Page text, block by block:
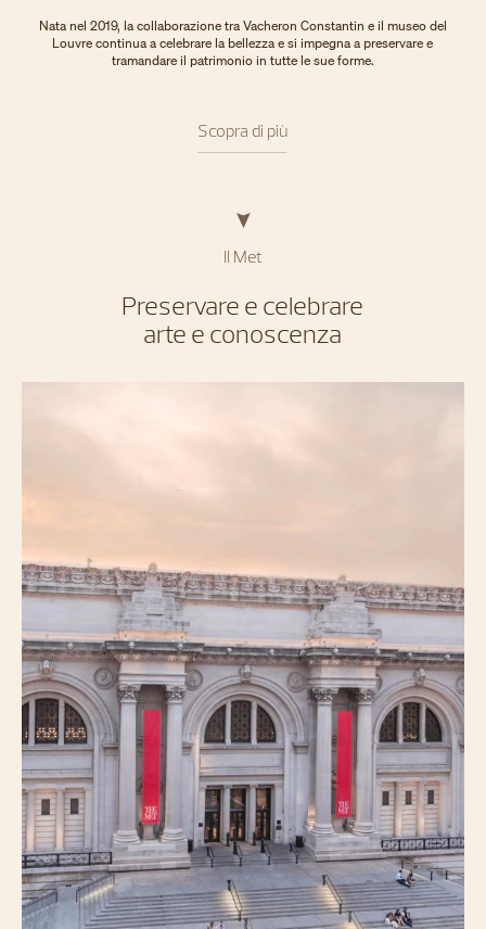
Nata nel 2019, la collaborazione tra Vacheron Constantin e il museo del
Louvre continua a celebrare la bellezza e si impegna a preservare e
tramandare il patrimonio in tutte le sue forme.
Scopra di più
Il Met
Preservare e celebrare
arte e conoscenza